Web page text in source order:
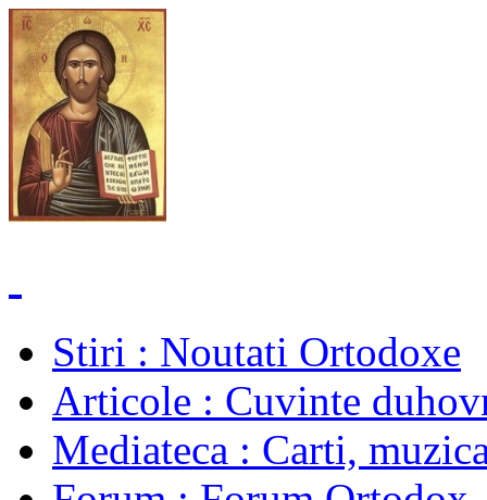
Stiri : Noutati Ortodoxe
Articole : Cuvinte
Mediateca : Carti,